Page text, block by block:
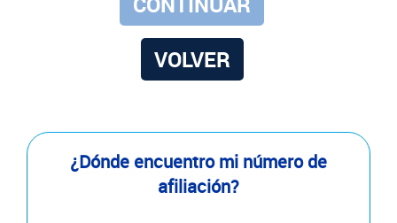
VOLVER
¿Dónde encuentro mi número de
afiliación?